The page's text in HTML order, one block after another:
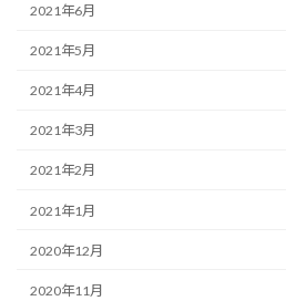
2021年6月
2021年5月
2021年4月
2021年3月
2021年2月
2021年1月
2020年12月
2020年11月